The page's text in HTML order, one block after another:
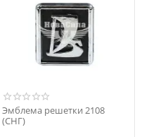
Эмблема решетки 2108
(СНГ)